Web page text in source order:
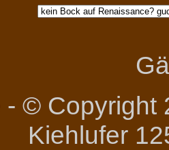
- © Copyright
Kiehlufer